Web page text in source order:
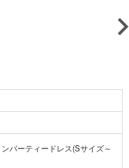
パーティードレス(Sサイズ～